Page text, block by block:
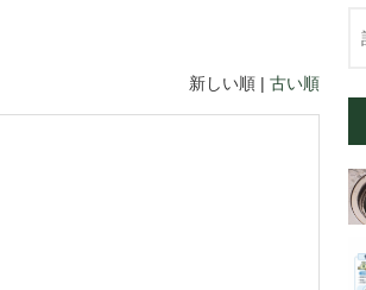
新しい順 | 古い順